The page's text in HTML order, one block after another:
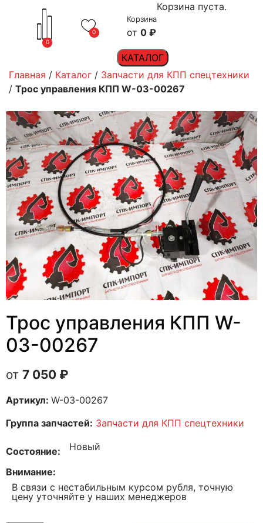
0
0
Корзина
0 ₽
Корзина пуста.
КАТАЛОГ
Главная / Каталог / Запчасти для КПП спецтехники
/ Трос управления КПП W-03-00267
Трос управления КПП W-
03-00267
7 050 ₽
Артикул: W-03-00267
Группа запчастей: Запчасти для КПП спецтехники
Состояние Новый
Внимание
В связи с нестабильным курсом рубля, точную
цену уточняйте у наших менеджеров